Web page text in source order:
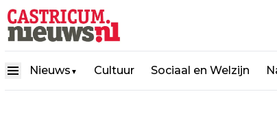
Nieuws ▼ Cultuur Sociaal en Welzijn